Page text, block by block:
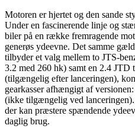
Motoren er hjertet og den sande
Under en fascinerende linje og
biler på en række fremragende
generøs ydeevne. Det samme
tilbyder et valg mellem to JTS-
3.2 med 260 hk) samt en 2.4 JTD
(tilgængelig efter lanceringen),
gearkasser afhængigt af
(ikke tilgængelig ved
der kan præstere spændende
daglig brug.